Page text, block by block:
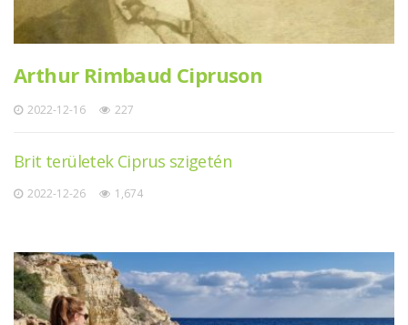
Arthur Rimbaud Cipruson
2022-12-16 227
Brit területek Ciprus szigetén
2022-12-26 1,674